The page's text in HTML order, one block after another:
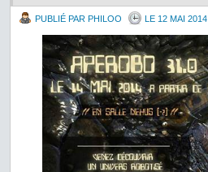
PUBLIÉ PAR PHILOO LE 12 MAI 2014